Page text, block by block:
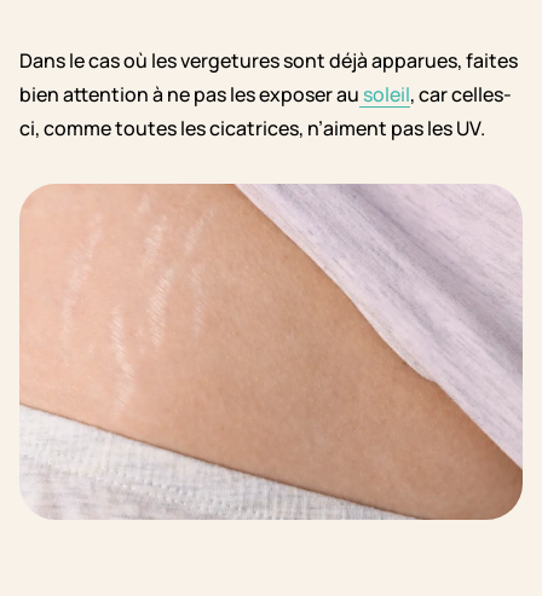
Dans le cas où les vergetures sont déjà apparues, faites
bien attention à ne pas les exposer au soleil, car celles-
ci, comme toutes les cicatrices, n’aiment pas les UV.